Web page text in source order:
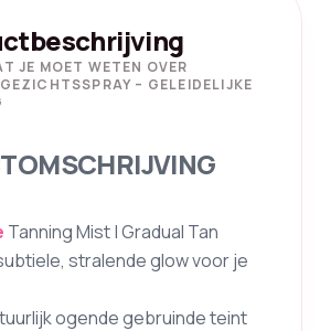
JE MOET WETEN OVER
– GELEIDELIJKE
Tanning Mist | Gradual Tan
stralende glow voor je
ogende gebruinde teint